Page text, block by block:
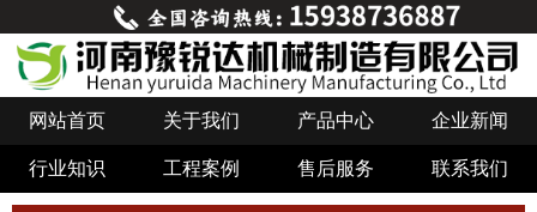
网站首页 关于我们 产品中心 企业新闻
行业知识 工程案例 售后服务 联系我们